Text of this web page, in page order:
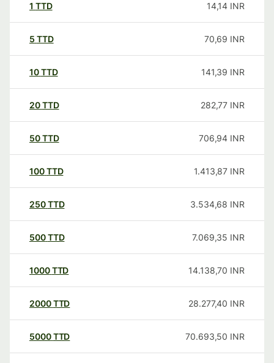
1 TTD 14,14 INR
5 TTD 70,69 INR
10TTD 141,39 INR
20TTD 282,77 INR
50TTD 706,94 INR
100TTD 1.413,87 INR
250TTD 3.534,68 INR
500TTD 7.069,35 INR
1000TTD 14.138,70 INR
2000TTD 28.277,40 INR
5000TTD 70.693,50 INR